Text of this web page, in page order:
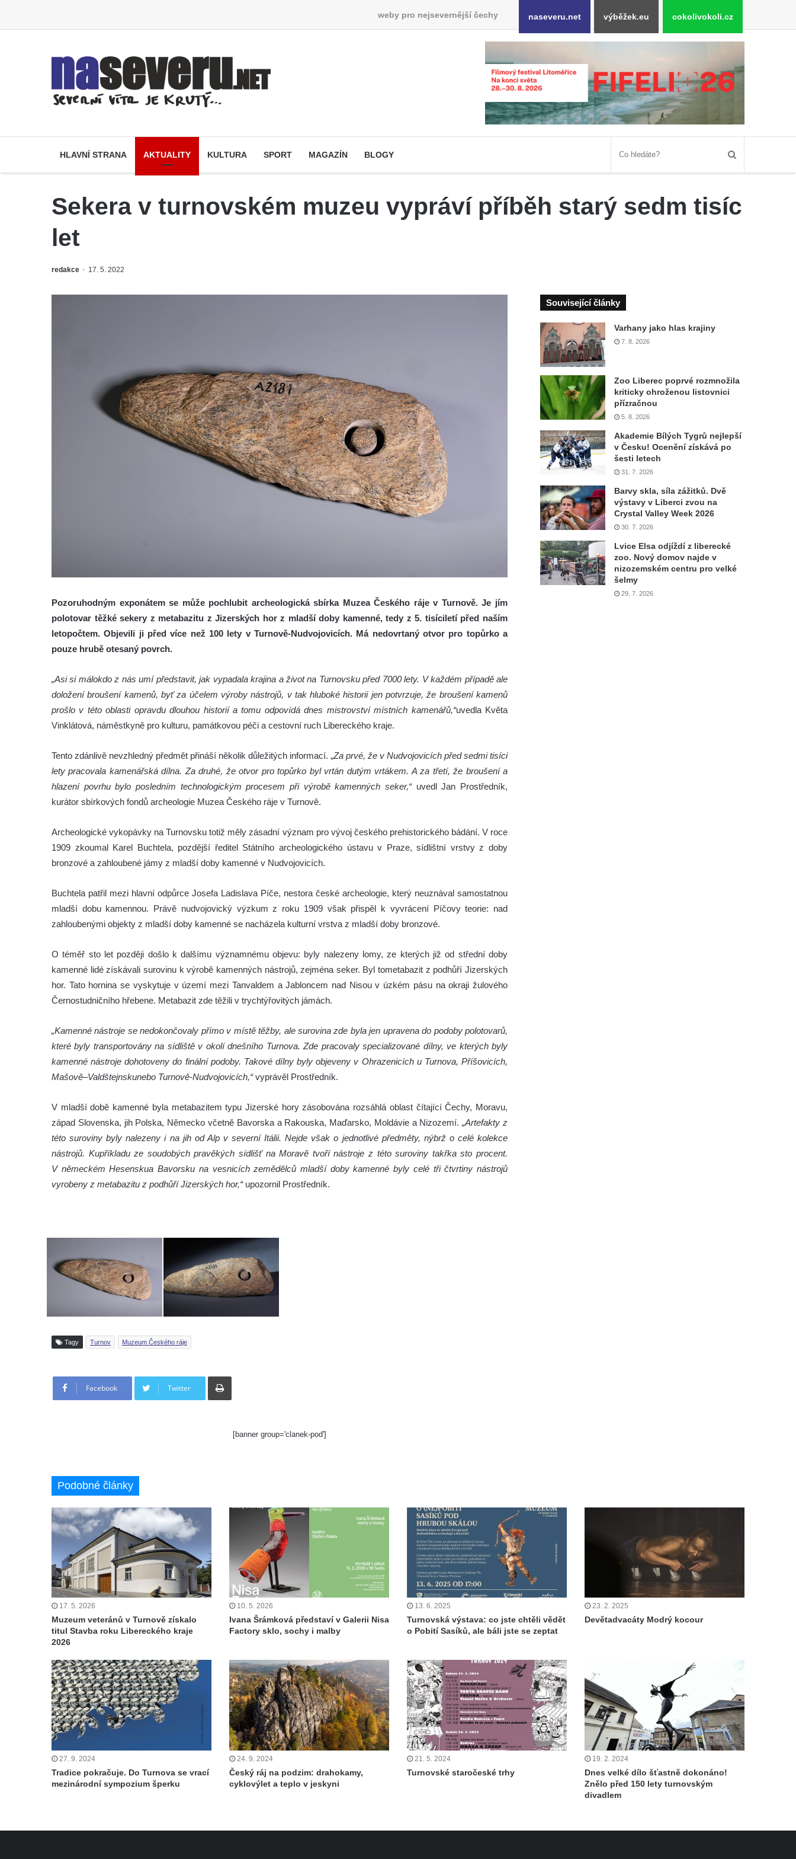
weby pro nejsevernější čechy naseveru.net výběžek.eu cokolivokoli.cz
HLAVNÍ STRANA AKTUALITY KULTURA SPORT MAGAZÍN BLOGY
Sekera v turnovském muzeu vypráví příběh starý sedm tisíc
let
redakce 17. 5. 2022
Pozoruhodným exponátem se může pochlubit archeologická sbírka Muzea Českého ráje v Turnově. Je jím
polotovar těžké sekery z metabazitu z Jizerských hor z mladší doby kamenné, tedy z 5. tisíciletí před naším
letopočtem. Objevili ji před více než 100 lety v Turnově-Nudvojovicích. Má nedovrtaný otvor pro topůrko a
pouze hrubě otesaný povrch.
„Asi si málokdo z nás umí představit, jak vypadala krajina a život na Turnovsku před 7000 lety. V každém případě ale
doložení broušení kamenů, byť za účelem výroby nástrojů, v tak hluboké historii jen potvrzuje, že broušení kamenů
prošlo v této oblasti opravdu dlouhou historií a tomu odpovídá dnes mistrovství místních kamenářů,“uvedla Květa
Vinklátová, náměstkyně pro kulturu, památkovou péči a cestovní ruch Libereckého kraje.
Tento zdánlivě nevzhledný předmět přináší několik důležitých informací. „Za prvé, že v Nudvojovicích před sedmi tisíci
lety pracovala kamenářská dílna. Za druhé, že otvor pro topůrko byl vrtán dutým vrtákem. A za třetí, že broušení a
hlazení povrhu bylo posledním technologickým procesem při výrobě kamenných seker,“uvedl Jan Prostředník,
kurátor sbírkových fondů archeologie Muzea Českého ráje v Turnově.
Archeologické vykopávky na Turnovsku totiž měly zásadní význam pro vývoj českého prehistorického bádání. V roce
1909 zkoumal Karel Buchtela, pozdější ředitel Státního archeologického ústavu v Praze, sídlištní vrstvy z doby
bronzové a zahloubené jámy z mladší doby kamenné v Nudvojovicích.
Buchtela patřil mezi hlavní odpůrce Josefa Ladislava Píče, nestora české archeologie, který neuznával samostatnou
mladší dobu kamennou. Právě nudvojovický výzkum z roku 1909 však přispěl k vyvrácení Píčovy teorie: nad
zahloubenými objekty z mladší doby kamenné se nacházela kulturní vrstva z mladší doby bronzové.
O téměř sto let později došlo k dalšímu významnému objevu: byly nalezeny lomy, ze kterých již od střední doby
kamenné lidé získávali surovinu k výrobě kamenných nástrojů, zejména seker. Byl tometabazit z podhůří Jizerských
hor. Tato hornina se vyskytuje v území mezi Tanvaldem a Jabloncem nad Nisou v úzkém pásu na okraji žulového
Černostudničního hřebene. Metabazit zde těžili v trychtýřovitých jámách.
„Kamenné nástroje se nedokončovaly přímo v místě těžby, ale surovina zde byla jen upravena do podoby polotovarů,
které byly transportovány na sídliště v okolí dnešního Turnova. Zde pracovaly specializované dílny, ve kterých byly
kamenné nástroje dohotoveny do finální podoby. Takové dílny byly objeveny v Ohrazenicích u Turnova, Příšovicích,
Mašově–Valdštejnskunebo Turnově-Nudvojovicích,“vyprávěl Prostředník.
V mladší době kamenné byla metabazitem typu Jizerské hory zásobována rozsáhlá oblast čítající Čechy, Moravu,
západ Slovenska, jih Polska, Německo včetně Bavorska a Rakouska, Maďarsko, Moldávie a Nizozemí.„Artefakty z
této suroviny byly nalezeny i na jih od Alp v severní Itálii. Nejde však o jednotlivé předměty, nýbrž o celé kolekce
nástrojů. Kupříkladu ze soudobých pravěkých sídlišť na Moravě tvoří nástroje z této suroviny takřka sto procent.
V německém Hesenskua Bavorsku na vesnicích zemědělců mladší doby kamenné byly celé tři čtvrtiny nástrojů
vyrobeny z metabazitu z podhůří Jizerských hor,“upozornil Prostředník.
Tagy Turnov Muzeum Českého ráje
Facebook Twitter
Tisknout
[banner group='clanek-pod']
Související články
Varhany jako hlas krajiny
7. 8. 2026
Zoo Liberec poprvé rozmnožila
kriticky ohroženou listovnici
přízračnou
5. 8. 2026
Akademie Bílých Tygrů nejlepší
v Česku! Ocenění získává po
šesti letech
31. 7. 2026
Barvy skla, síla zážitků. Dvě
výstavy v Liberci zvou na
Crystal Valley Week 2026
30. 7. 2026
Lvice Elsa odjíždí z liberecké
zoo. Nový domov najde v
nizozemském centru pro velké
šelmy
29. 7. 2026
Podobné články
17. 5. 2026
Muzeum veteránů v Turnově získalo
titul Stavba roku Libereckého kraje
2026
10. 5. 2026
Ivana Šrámková představí v Galerii Nisa
Factory sklo, sochy i malby
13. 6. 2025
Turnovská výstava: co jste chtěli vědět
o Pobití Sasíků, ale báli jste se zeptat
23. 2. 2025
Devětadvacáty Modrý kocour
27. 9. 2024
Tradice pokračuje. Do Turnova se vrací
mezinárodní sympozium šperku
24. 9. 2024
Český ráj na podzim: drahokamy,
cyklovýlet a teplo v jeskyni
21. 5. 2024
Turnovské staročeské trhy
19. 2. 2024
Dnes velké dílo šťastně dokonáno!
Znělo před 150 lety turnovským
divadlem